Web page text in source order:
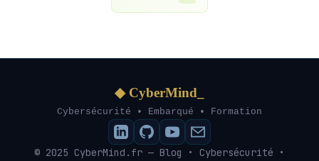
◆ CyberMind_
Cybersécurité • Embarqué • Formation
© 2025 CyberMind.fr — Blog • Cybersécurité •